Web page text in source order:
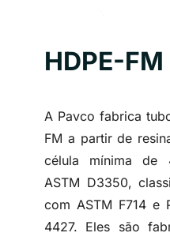
HDPE-FM
A Pavco fabrica
FM a partir de
célula mínima de
ASTM D3350,
com ASTM F714 e
4427. Eles são